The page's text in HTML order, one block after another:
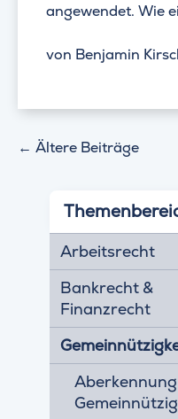
angewendet. Wie
von Benjamin
← Ältere Beiträge
Arbeitsrecht
Bankrecht &
Finanzrecht